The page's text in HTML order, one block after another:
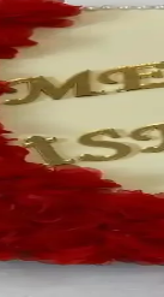
Zarif
Hediyenikap
ve
detaylı